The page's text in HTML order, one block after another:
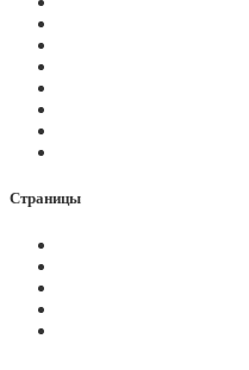
Страницы